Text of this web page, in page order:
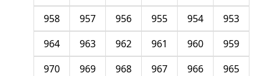
953
954
955
956
957
958
959
960
961
962
963
964
965
966
967
968
969
970